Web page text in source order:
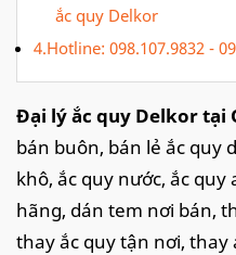
ắc quy Delkor
4.Hotline: 098.107.9832 -
Đại lý ắc quy Delkor tại
bán buôn, bán lẻ ắc quy
khô, ắc quy nước, ắc
hãng, dán tem nơi bán,
thay ắc quy tận nơi,